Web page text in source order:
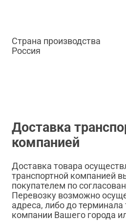
Страна производства
Россия
Доставка
компанией
Доставка товара
транспортной компанией
покупателем по
Перевозку возможно
адреса, либо до терминала
компании Вашего города